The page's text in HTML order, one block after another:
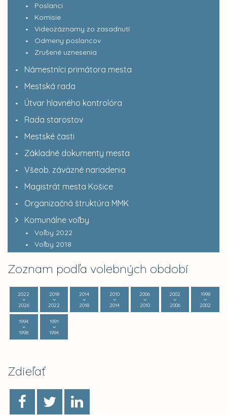
Poslanci
Komisie
Videozáznamy zo zasadnutí
Odmeny poslancov
Zrušené uznesenia
Námestníci primátora mesta
Mestská rada
Útvar hlavného kontrolóra
Rada starostov
Mestské časti
Základné dokumenty mesta
Všeob. záväzné nariadenia
Magistrát mesta Košice
Organizačná štruktúra MMK
Komunálne voľby
Voľby 2022
Voľby 2018
Zoznam podľa volebných období
2022
2026
2018
2022
2014
2018
2010
2014
2006
2010
2002
2006
1998
2002
1994
1998
1991
1994
Zdieľať